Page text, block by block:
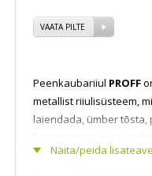
VAATA PILTE
Näita/peida
Peenkaubariiul PROFF
metallist riiulisüsteem,
laiendada, ümber tõsta,
lisavarustusega
laoriiulid